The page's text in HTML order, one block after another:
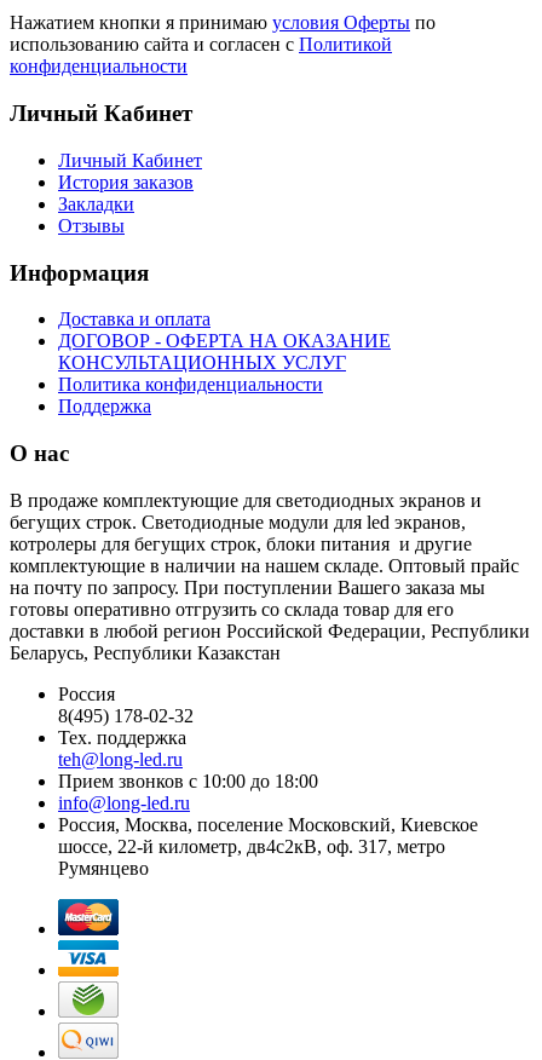
Нажатием кнопки я принимаю условия Оферты по
использованию сайта и согласен с Политикой
конфиденциальности
Личный Кабинет
Личный Кабинет
История заказов
Закладки
Отзывы
Информация
Доставка и оплата
ДОГОВОР - ОФЕРТА НА ОКАЗАНИЕ
КОНСУЛЬТАЦИОННЫХ УСЛУГ
Политика конфиденциальности
Поддержка
О нас
В продаже комплектующие для светодиодных экранов и
бегущих строк. Светодиодные модули для led экранов,
котролеры для бегущих строк, блоки питания и другие
комплектующие в наличии на нашем складе. Оптовый прайс
на почту по запросу. При поступлении Вашего заказа мы
готовы оперативно отгрузить со склада товар для его
доставки в любой регион Российской Федерации, Республики
Беларусь, Республики Казакстан
Россия
8(495) 178-02-32
Тех. поддержка
teh@long-led.ru
Прием звонков с 10:00 до 18:00
info@long-led.ru
Россия, Москва, поселение Московский, Киевское
шоссе, 22-й километр, дв4с2кВ, оф. 317, метро
Румянцево